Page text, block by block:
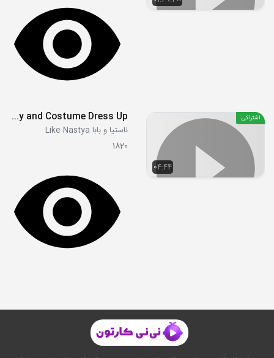
04:44
اشتراکی Nastya Pretend Play Funny Police Chase Story and Costume Dress Up
ناستیا و بابا Like Nastya
1820